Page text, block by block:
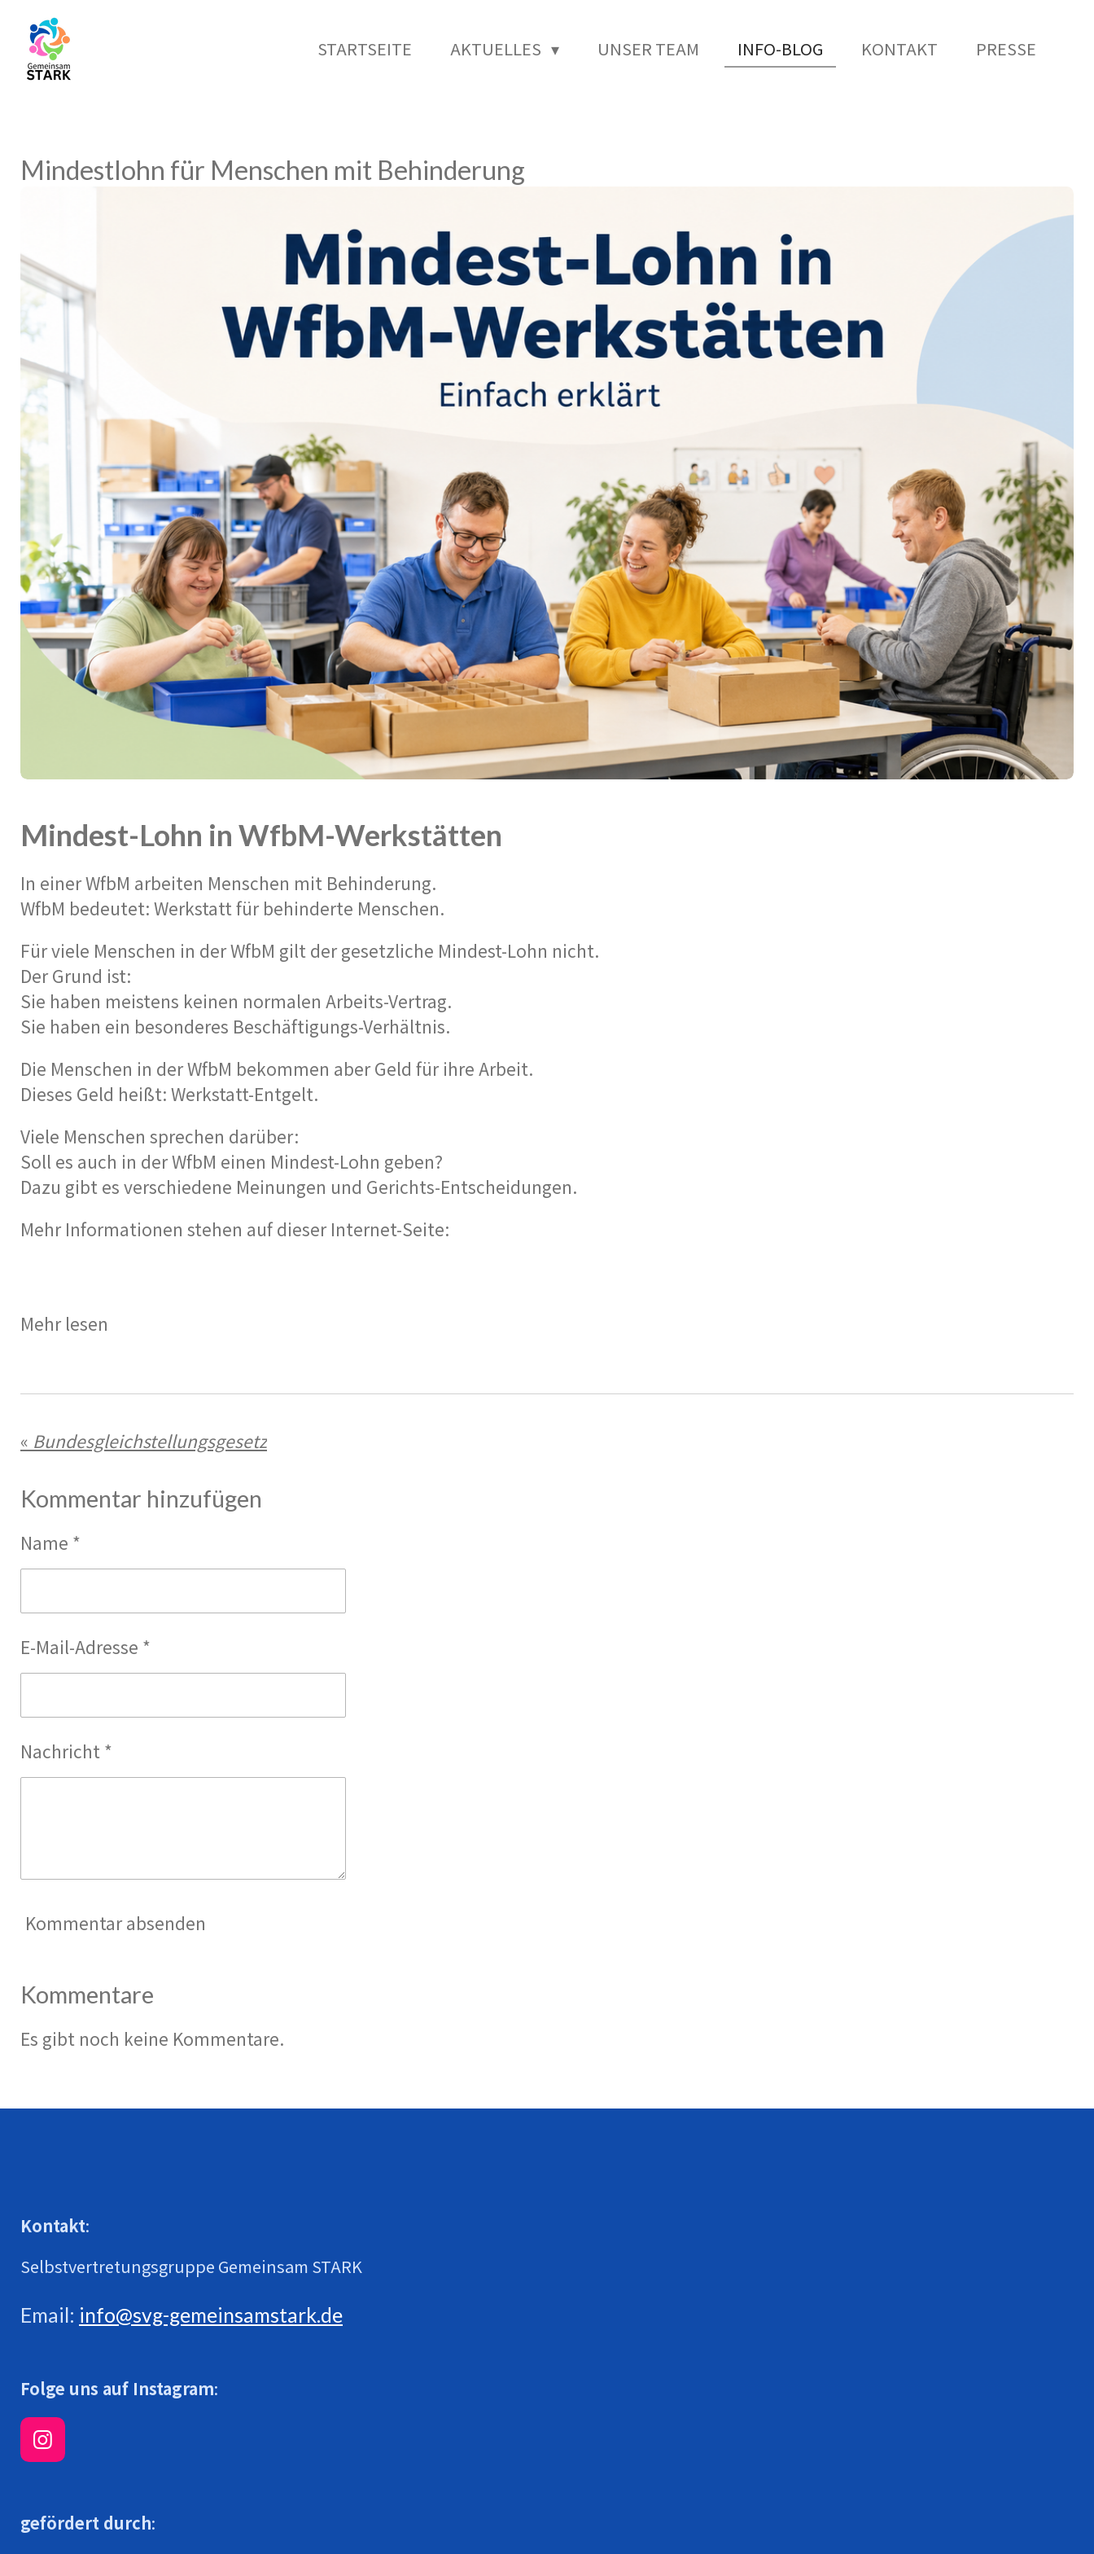
Zum
Hauptinhalt
springen
STARTSEITE AKTUELLES UNSER TEAM INFO-BLOG KONTAKT PRESSE
Mindestlohn für Menschen mit Behinderung
Mindest-Lohn in WfbM-Werkstätten
In einer WfbM arbeiten Menschen mit Behinderung.
WfbM bedeutet: Werkstatt für behinderte Menschen.
Für viele Menschen in der WfbM gilt der gesetzliche Mindest-Lohn nicht.
Der Grund ist:
Sie haben meistens keinen normalen Arbeits-Vertrag.
Sie haben ein besonderes Beschäftigungs-Verhältnis.
Die Menschen in der WfbM bekommen aber Geld für ihre Arbeit.
Dieses Geld heißt: Werkstatt-Entgelt.
Viele Menschen sprechen darüber:
Soll es auch in der WfbM einen Mindest-Lohn geben?
Dazu gibt es verschiedene Meinungen und Gerichts-Entscheidungen.
Mehr Informationen stehen auf dieser Internet-Seite:
Mehr lesen
« Bundesgleichstellungsgesetz
Kommentar hinzufügen
Name *
E-Mail-Adresse *
Nachricht *
Kommentar absenden
Kommentare
Es gibt noch keine Kommentare.
Kontakt:
Selbstvertretungsgruppe Gemeinsam STARK
Email: info@svg-gemeinsamstark.de
Folge uns auf Instagram:
I
n
t
a
gefördert durch: